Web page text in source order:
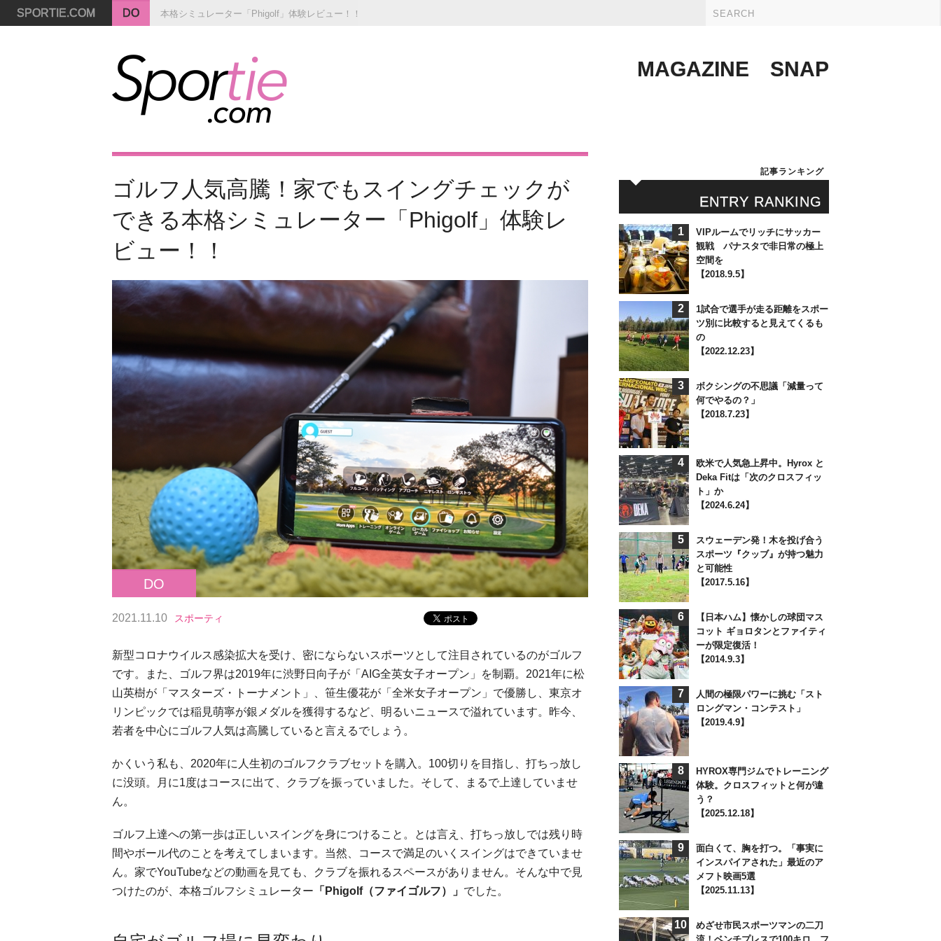
SPORTIE.COM DO 本格シミュレーター「Phigolf」体験レビュー！！
MAGAZINE SNAP
ゴルフ人気高騰！家でもスイングチェックが
できる本格シミュレーター「Phigolf」体験レ
ビュー！！
DO
2021.11.10 スポーティ
新型コロナウイルス感染拡大を受け、密にならないスポーツとして注目されているのがゴルフ
です。また、ゴルフ界は2019年に渋野日向子が「AIG全英女子オープン」を制覇。2021年に松
山英樹が「マスターズ・トーナメント」、笹生優花が「全米女子オープン」で優勝し、東京オ
リンピックでは稲見萌寧が銀メダルを獲得するなど、明るいニュースで溢れています。昨今、
若者を中心にゴルフ人気は高騰していると言えるでしょう。
かくいう私も、2020年に人生初のゴルフクラブセットを購入。100切りを目指し、打ちっ放し
に没頭。月に1度はコースに出て、クラブを振っていました。そして、まるで上達していませ
ん。
ゴルフ上達への第一歩は正しいスイングを身につけること。とは言え、打ちっ放しでは残り時
間やボール代のことを考えてしまいます。当然、コースで満足のいくスイングはできていませ
ん。家でYouTubeなどの動画を見ても、クラブを振れるスペースがありません。そんな中で見
つけたのが、本格ゴルフシミュレーター 「Phigolf（ファイゴルフ）」 でした。
ENTRY RANKING
記事ランキング
1
VIPルームでリッチにサッカー
観戦 パナスタで非日常の極上
空間を
【2018.9.5】
2
1試合で選手が走る距離をスポー
ツ別に比較すると見えてくるも
の
【2022.12.23】
3
ボクシングの不思議「減量って
何でやるの？」
【2018.7.23】
4
欧米で人気急上昇中。Hyrox と
Deka Fitは「次のクロスフィッ
ト」か
【2024.6.24】
5
スウェーデン発！木を投げ合う
スポーツ『クッブ』が持つ魅力
と可能性
【2017.5.16】
6
【日本ハム】懐かしの球団マス
コット ギョロタンとファイティ
ーが限定復活！
【2014.9.3】
7
人間の極限パワーに挑む「スト
ロングマン・コンテスト」
【2019.4.9】
8
HYROX専門ジムでトレーニング
体験。クロスフィットと何が違
う？
【2025.12.18】
9
面白くて、胸を打つ。「事実に
インスパイアされた」最近のア
メフト映画5選
【2025.11.13】
10
めざせ市民スポーツマンの二刀